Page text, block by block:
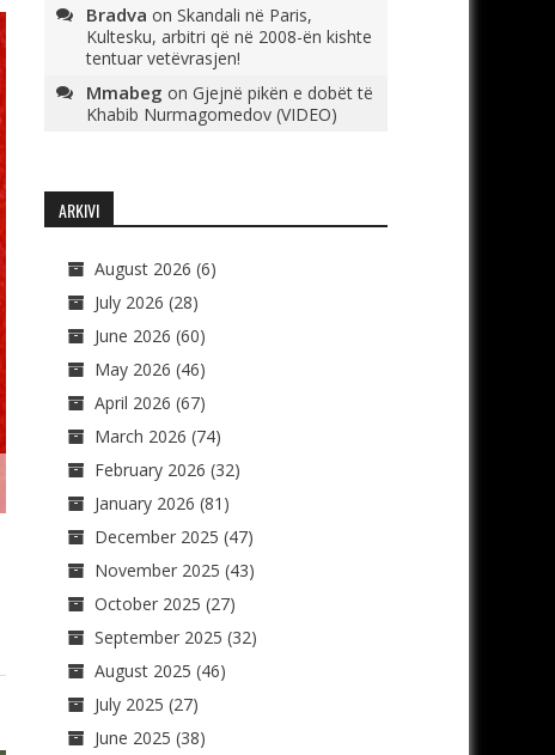
Bradva on Skandali në Paris,
Kultesku, arbitri që në 2008-ën kishte
tentuar vetëvrasjen!
Mmabeg on Gjejnë pikën e dobët të
Khabib Nurmagomedov (VIDEO)
ARKIVI
August 2026 (6)
July 2026 (28)
June 2026 (60)
May 2026 (46)
April 2026 (67)
March 2026 (74)
February 2026 (32)
January 2026 (81)
December 2025 (47)
November 2025 (43)
October 2025 (27)
September 2025 (32)
August 2025 (46)
July 2025 (27)
June 2025 (38)